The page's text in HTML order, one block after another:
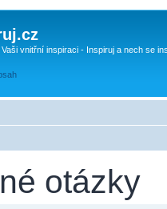
vnitřní inspiraci - Inspiruj a nech se
otázky